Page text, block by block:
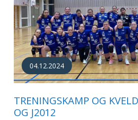
04.12.2024
TRENINGSKAMP OG
OG J2012